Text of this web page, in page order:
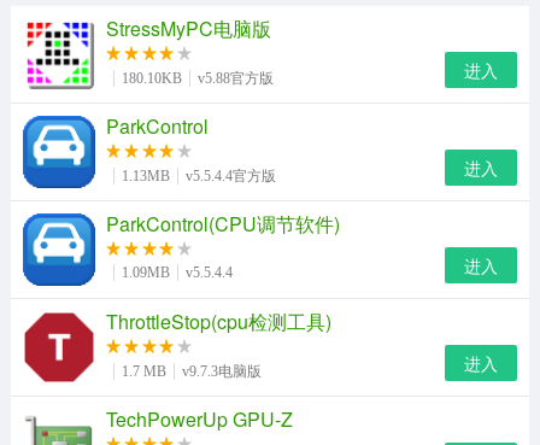
小说漫画 学习教育
拍摄美化 浏览下载
运动健身 地图导航 网络购物
金融理财 新闻资讯 游戏辅助
安卓其它
StressMyPC电脑版
180.10KB v5.88官方版 进入
ParkControl
1.13MB v5.5.4.4官方版 进入
ParkControl(CPU调节软件)
1.09MB v5.5.4.4 进入
ThrottleStop(cpu检测工具)
1.7 MB v9.7.3电脑版 进入
TechPowerUp GPU-Z